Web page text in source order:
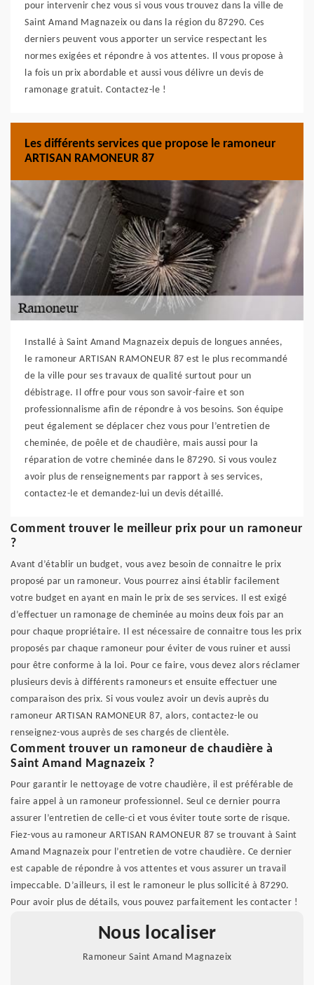
pour intervenir chez vous si vous vous trouvez dans la ville de
Saint Amand Magnazeix ou dans la région du 87290. Ces
derniers peuvent vous apporter un service respectant les
normes exigées et répondre à vos attentes. Il vous propose à
la fois un prix abordable et aussi vous délivre un devis de
ramonage gratuit. Contactez-le !
Les différents services que propose le ramoneur
ARTISAN RAMONEUR 87
Installé à Saint Amand Magnazeix depuis de longues années,
le ramoneur ARTISAN RAMONEUR 87 est le plus recommandé
de la ville pour ses travaux de qualité surtout pour un
débistrage. Il offre pour vous son savoir-faire et son
professionnalisme afin de répondre à vos besoins. Son équipe
peut également se déplacer chez vous pour l’entretien de
cheminée, de poêle et de chaudière, mais aussi pour la
réparation de votre cheminée dans le 87290. Si vous voulez
avoir plus de renseignements par rapport à ses services,
contactez-le et demandez-lui un devis détaillé.
Comment trouver le meilleur prix pour un ramoneur
?
Avant d’établir un budget, vous avez besoin de connaitre le prix
proposé par un ramoneur. Vous pourrez ainsi établir facilement
votre budget en ayant en main le prix de ses services. Il est exigé
d’effectuer un ramonage de cheminée au moins deux fois par an
pour chaque propriétaire. Il est nécessaire de connaitre tous les prix
proposés par chaque ramoneur pour éviter de vous ruiner et aussi
pour être conforme à la loi. Pour ce faire, vous devez alors réclamer
plusieurs devis à différents ramoneurs et ensuite effectuer une
comparaison des prix. Si vous voulez avoir un devis auprès du
ramoneur ARTISAN RAMONEUR 87, alors, contactez-le ou
renseignez-vous auprès de ses chargés de clientèle.
Comment trouver un ramoneur de chaudière à
Saint Amand Magnazeix ?
Pour garantir le nettoyage de votre chaudière, il est préférable de
faire appel à un ramoneur professionnel. Seul ce dernier pourra
assurer l’entretien de celle-ci et vous éviter toute sorte de risque.
Fiez-vous au ramoneur ARTISAN RAMONEUR 87 se trouvant à Saint
Amand Magnazeix pour l’entretien de votre chaudière. Ce dernier
est capable de répondre à vos attentes et vous assurer un travail
impeccable. D’ailleurs, il est le ramoneur le plus sollicité à 87290.
Pour avoir plus de détails, vous pouvez parfaitement les contacter !
Nous localiser
Ramoneur Saint Amand Magnazeix